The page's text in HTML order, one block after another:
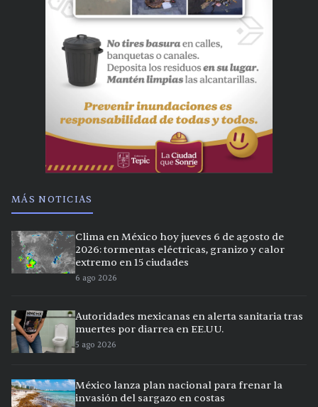
MÁS NOTICIAS
Clima en México hoy jueves 6 de agosto de
2026: tormentas eléctricas, granizo y calor
extremo en 15 ciudades
6 ago 2026
Autoridades mexicanas en alerta sanitaria tras
muertes por diarrea en EE.UU.
5 ago 2026
México lanza plan nacional para frenar la
invasión del sargazo en costas